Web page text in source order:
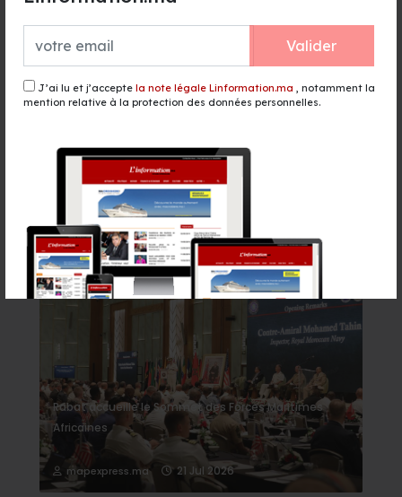
Valider
J’ai lu et j’accepte la note légale Linformation.ma , notamment la
mention relative à la protection des données personnelles.
il y a 1 heure - Politique
El Niño menace d'aggraver la faim
risque
il y a 2 heures - Monde
Événement
Rabat accueille le Sommet des Forces Maritimes
Africaines
mapexpress.ma 21 Jul 2026